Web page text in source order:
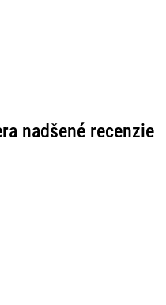
nadšené recenzie